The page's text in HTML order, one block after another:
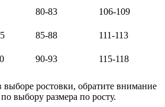
80-83 106-109
85-88 111-113
90-93 115-118
выборе ростовки, обратите внимание
выбору размера по росту.